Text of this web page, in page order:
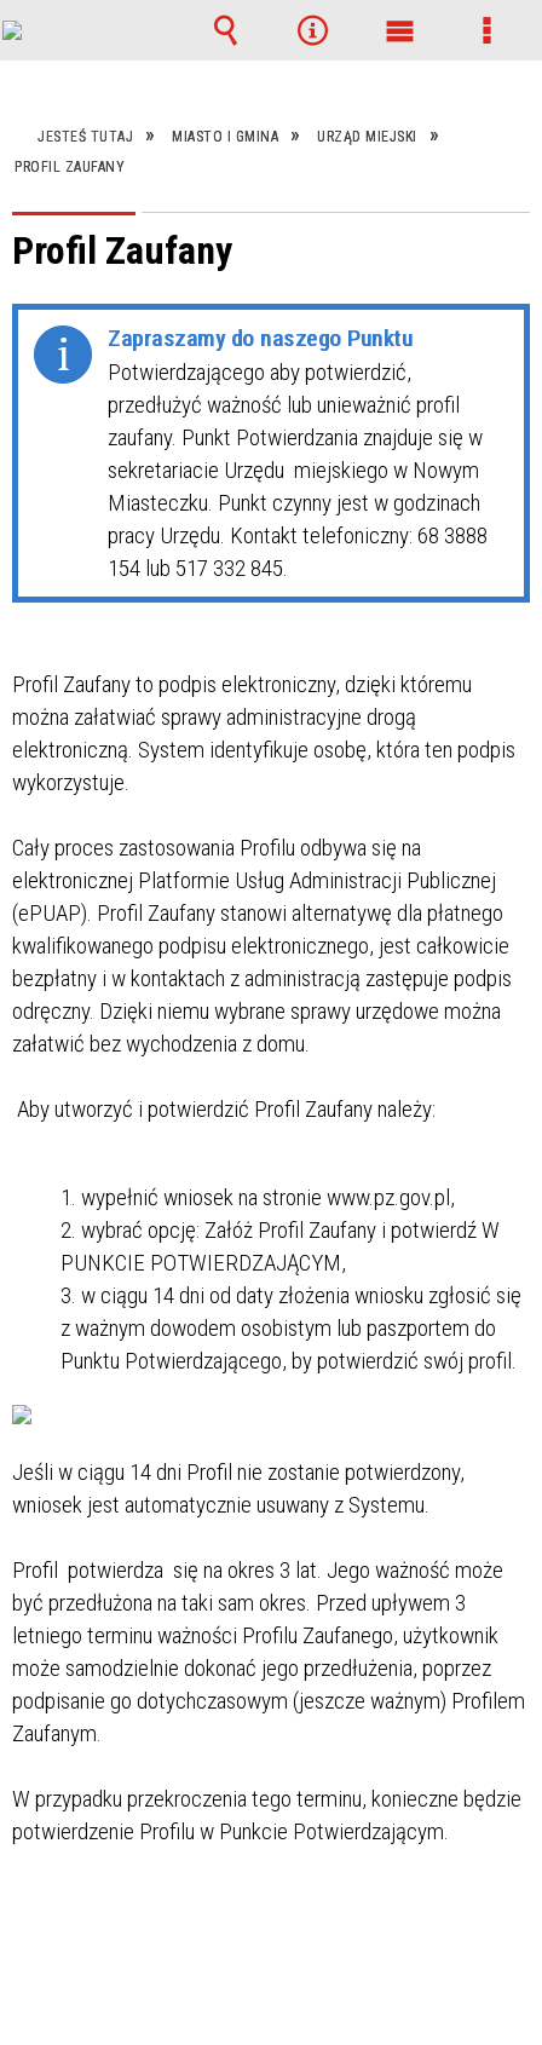
JESTEŚ TUTAJ MIASTO I GMINA
URZĄD MIEJSKI
PROFIL ZAUFANY
Profil Zaufany
Zapraszamy do naszego Punktu
Potwierdzającego aby potwierdzić,
przedłużyć ważność lub unieważnić profil
zaufany. Punkt Potwierdzania znajduje się w
sekretariacie Urzędu miejskiego w Nowym
Miasteczku. Punkt czynny jest w godzinach
pracy Urzędu. Kontakt telefoniczny: 68 3888
154 lub 517 332 845.
Profil Zaufany to podpis elektroniczny, dzięki któremu
można załatwiać sprawy administracyjne drogą
elektroniczną. System identyfikuje osobę, która ten podpis
wykorzystuje.
Cały proces zastosowania Profilu odbywa się na
elektronicznej Platformie Usług Administracji Publicznej
(ePUAP). Profil Zaufany stanowi alternatywę dla płatnego
kwalifikowanego podpisu elektronicznego, jest całkowicie
bezpłatny i w kontaktach z administracją zastępuje podpis
odręczny. Dzięki niemu wybrane sprawy urzędowe można
załatwić bez wychodzenia z domu.
Aby utworzyć i potwierdzić Profil Zaufany należy:
wypełnić wniosek na stronie www.pz.gov.pl,
wybrać opcję: Załóż Profil Zaufany i potwierdź W
PUNKCIE POTWIERDZAJĄCYM,
w ciągu 14 dni od daty złożenia wniosku zgłosić się
z ważnym dowodem osobistym lub paszportem do
Punktu Potwierdzającego, by potwierdzić swój profil.
Jeśli w ciągu 14 dni Profil nie zostanie potwierdzony,
wniosek jest automatycznie usuwany z Systemu.
Profil potwierdza się na okres 3 lat. Jego ważność może
być przedłużona na taki sam okres. Przed upływem 3
letniego terminu ważności Profilu Zaufanego, użytkownik
może samodzielnie dokonać jego przedłużenia, poprzez
podpisanie go dotychczasowym (jeszcze ważnym) Profilem
Zaufanym.
W przypadku przekroczenia tego terminu, konieczne będzie
potwierdzenie Profilu w Punkcie Potwierdzającym.